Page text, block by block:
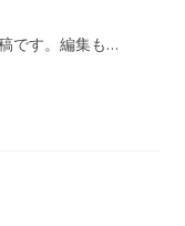
です。編集も…